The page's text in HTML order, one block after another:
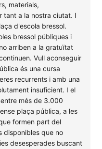
materials,
tant a la nostra ciutat. I
d'escola bressol.
bressol públiques i
arriben a la gratuïtat
Vull aconseguir
és una cursa
recurrents i amb una
insuficient. I el
més de 3.000
plaça pública, a les
formen part del
disponibles que no
desesperades buscant